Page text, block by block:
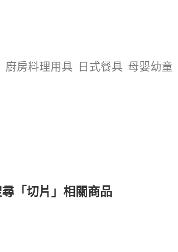
廚房料理用具 日式餐具 母嬰幼童
尋「切片」相關商品